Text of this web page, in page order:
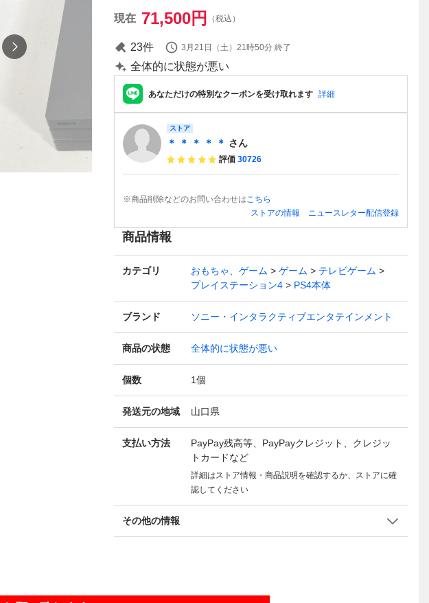
現在 71,500円 （税込）
23件 3月21日（土）21時50分 終了
全体的に状態が悪い
あなただけの特別なクーポンを受け取れます 詳細
ストア
＊ ＊ ＊ ＊ ＊ さん
評価 30726
※商品削除などのお問い合わせはこちら
ストアの情報
ニュースレター配信登録
商品情報
カテゴリ おもちゃ、ゲーム ゲーム
テレビゲーム
プレイステーション4
PS4本体
ブランド ソニー・インタラクティブエンタテインメント
商品の状態 全体的に状態が悪い
個数 1個
発送元の地域 山口県
支払い方法
PayPay残高等、PayPayクレジット、クレジッ
トカードなど
詳細はストア情報・商品説明を確認するか、ストアに確
認してください
その他の情報